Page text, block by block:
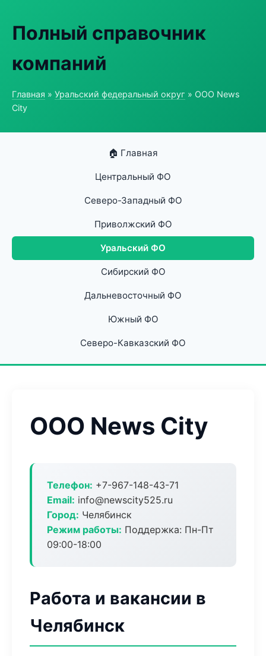
Полный справочник
компаний
Главная » Уральский федеральный округ » ООО News
City
🏠 Главная
Центральный ФО
Северо-Западный ФО
Приволжский ФО
Уральский ФО
Сибирский ФО
Дальневосточный ФО
Южный ФО
Северо-Кавказский ФО
ООО News City
Телефон: +7-967-148-43-71
Email: info@newscity525.ru
Город: Челябинск
Режим работы: Поддержка: Пн-Пт
09:00-18:00
Работа и вакансии в
Челябинск